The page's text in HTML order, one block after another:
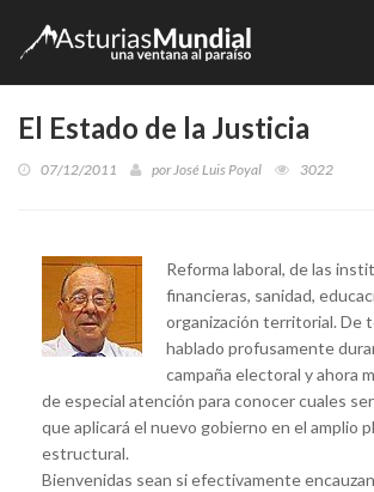
El Estado de la Justicia
07/12/2011 porJosé Luis Poyal 3022
Reforma laboral, de las
financieras, sanidad,
organización territorial. De
hablado profusamente
campaña electoral y ahora
de especial atención para conocer cuales
que aplicará el nuevo gobierno en el amplio
estructural.
Bienvenidas sean si efectivamente